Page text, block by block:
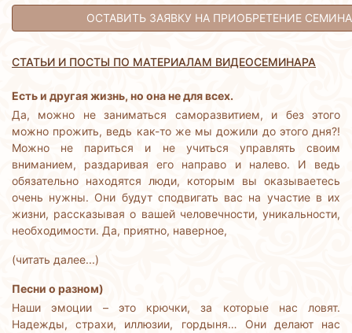
ОСТАВИТЬ ЗАЯВКУ НА ПРИОБРЕТЕНИЕ
СТАТЬИ И ПОСТЫ ПО МАТЕРИАЛАМ ВИДЕОСЕМИНАРА
Есть и другая жизнь, но она не для всех.
Да, можно не заниматься саморазвитием, и без этого
можно прожить, ведь как-то же мы дожили до этого дня?!
Можно не париться и не учиться управлять своим
вниманием, раздаривая его направо и налево. И ведь
обязательно находятся люди, которым вы оказываетесь
очень нужны. Они будут сподвигать вас на участие в их
жизни, рассказывая о вашей человечности, уникальности,
необходимости. Да, приятно, наверное,
(читать далее...)
Песни о разном)
Наши эмоции – это крючки, за которые нас ловят.
Надежды, страхи, иллюзии, гордыня… Они делают нас